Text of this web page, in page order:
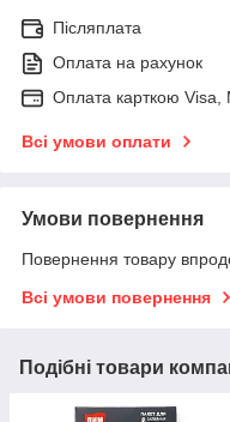
Післяплата
Оплата на рахунок
Оплата карткою Visa,
Всі умови оплати
Умови повернення
Повернення товару
Всі умови повернення
Подібні товари